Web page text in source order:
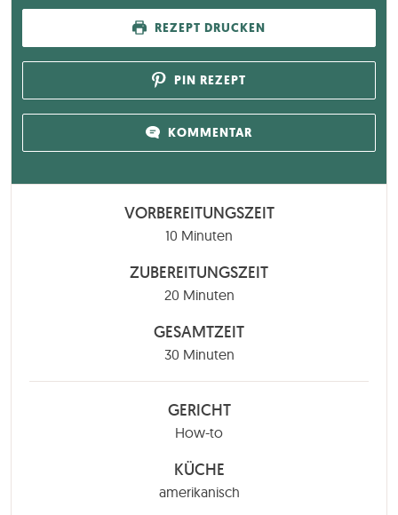
REZEPT DRUCKEN
PIN REZEPT
KOMMENTAR
VORBEREITUNGSZEIT
10 Minuten
Minuten
ZUBEREITUNGSZEIT
20Minuten
Minuten
GESAMTZEIT
30Minuten
Minuten
GERICHT
How-to
KÜCHE
amerikanisch